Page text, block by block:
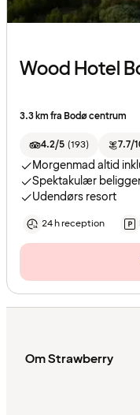
Wood Hotel
3.3 km fra Bodø centrum
4.2/5 (193) 7.7/
Morgenmad altid
Spektakulær
Udendørs resort
24 h reception
Om Strawberry